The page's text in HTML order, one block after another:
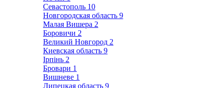
Севастополь 10
Новгородская область 9
Малая Вишера 2
Боровичи 2
Великий Новгород 2
Киевская область 9
Ірпінь 2
Бровари 1
Вишневе 1
Липецкая область 9